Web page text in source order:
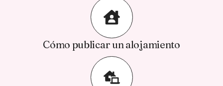
Cómo publicar un alojamiento